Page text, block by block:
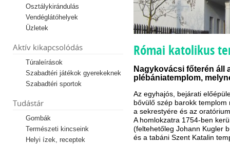
Osztálykirándulás
Vendéglátóhelyek
Üzletek
Aktív kikapcsolódás
Túraleírások
Szabadtéri játékok gyerekeknek
Szabadtéri sportok
Tudástár
Gombák
Természeti kincseink
Helyi ízek, receptek
Római katolikus
Nagykovácsi főterén áll
plébániatemplom,
Az egyhajós, bejárati
bővülő szép barokk
a sekrestyére és az
A homlokzatra 1754-ben
(feltehetőleg Johann Kugler
és a tabáni Szent Katalin